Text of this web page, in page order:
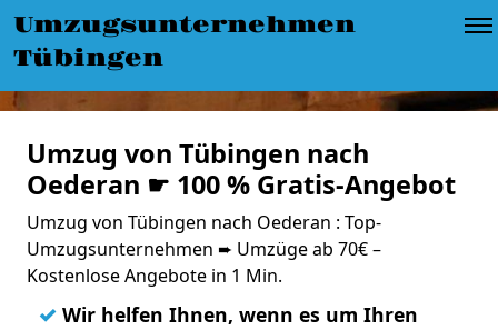
Umzugsunternehmen
Tübingen
Umzug von Tübingen nach
Oederan ☛ 100 % Gratis-Angebot
Umzug von Tübingen nach Oederan : Top-
Umzugsunternehmen ➨ Umzüge ab 70€ –
Kostenlose Angebote in 1 Min.
✓ Wir helfen Ihnen, wenn es um Ihren